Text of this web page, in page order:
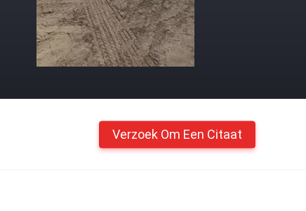
Verzoek Om Een Citaat